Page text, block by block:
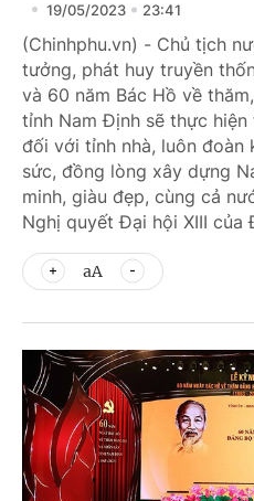
19/05/2023 23:41
(Chinhphu.vn) - Chủ tịch
tưởng, phát huy truyền
và 60 năm Bác Hồ về
tỉnh Nam Định sẽ thực
đối với tỉnh nhà, luôn đoàn
sức, đồng lòng xây dựng
minh, giàu đẹp, cùng cả
Nghị quyết Đại hội XIII của
aA